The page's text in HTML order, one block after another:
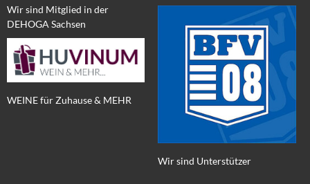
Wir sind Mitglied in der
DEHOGA Sachsen
WEINE für Zuhause & MEHR
Wir sind Unterstützer